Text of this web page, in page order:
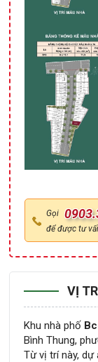
Gọi
để được tư
VỊ
Khu nhà phố
Bình Thung,
Từ vị trí này, dự